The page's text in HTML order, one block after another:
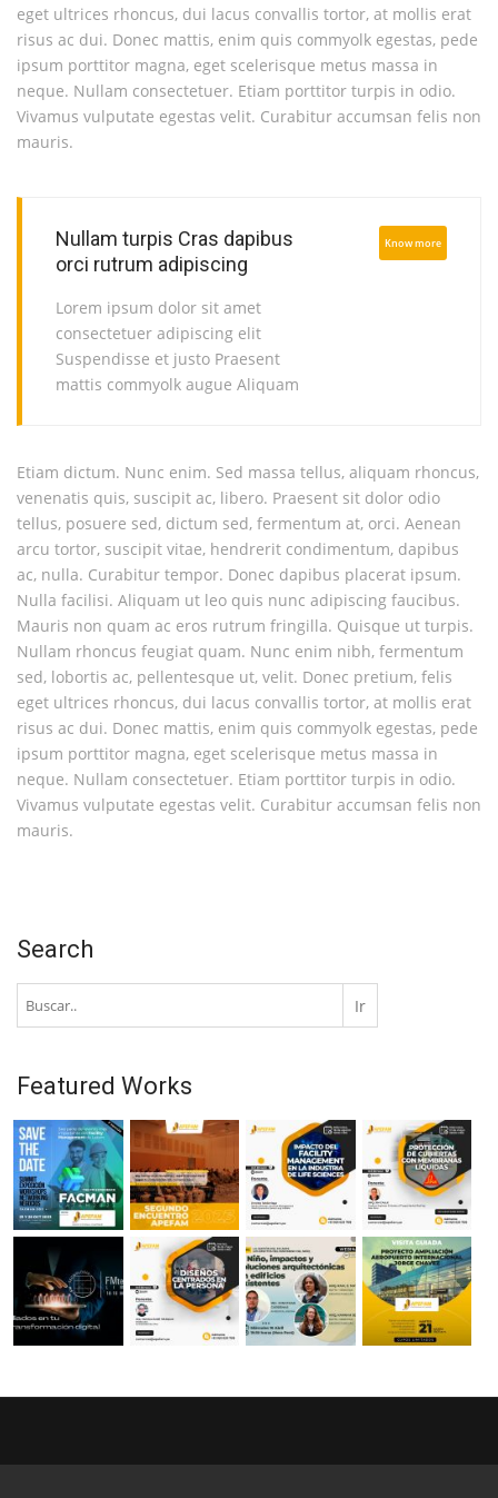
eget ultrices rhoncus, dui lacus convallis tortor, at mollis erat
risus ac dui. Donec mattis, enim quis commyolk egestas, pede
ipsum porttitor magna, eget scelerisque metus massa in
neque. Nullam consectetuer. Etiam porttitor turpis in odio.
Vivamus vulputate egestas velit. Curabitur accumsan felis non
mauris.
Nullam turpis Cras dapibus
orci rutrum adipiscing
Lorem ipsum dolor sit amet
consectetuer adipiscing elit
Suspendisse et justo Praesent
mattis commyolk augue Aliquam
Know more
Etiam dictum. Nunc enim. Sed massa tellus, aliquam rhoncus,
venenatis quis, suscipit ac, libero. Praesent sit dolor odio
tellus, posuere sed, dictum sed, fermentum at, orci. Aenean
arcu tortor, suscipit vitae, hendrerit condimentum, dapibus
ac, nulla. Curabitur tempor. Donec dapibus placerat ipsum.
Nulla facilisi. Aliquam ut leo quis nunc adipiscing faucibus.
Mauris non quam ac eros rutrum fringilla. Quisque ut turpis.
Nullam rhoncus feugiat quam. Nunc enim nibh, fermentum
sed, lobortis ac, pellentesque ut, velit. Donec pretium, felis
eget ultrices rhoncus, dui lacus convallis tortor, at mollis erat
risus ac dui. Donec mattis, enim quis commyolk egestas, pede
ipsum porttitor magna, eget scelerisque metus massa in
neque. Nullam consectetuer. Etiam porttitor turpis in odio.
Vivamus vulputate egestas velit. Curabitur accumsan felis non
mauris.
Search
Featured Works